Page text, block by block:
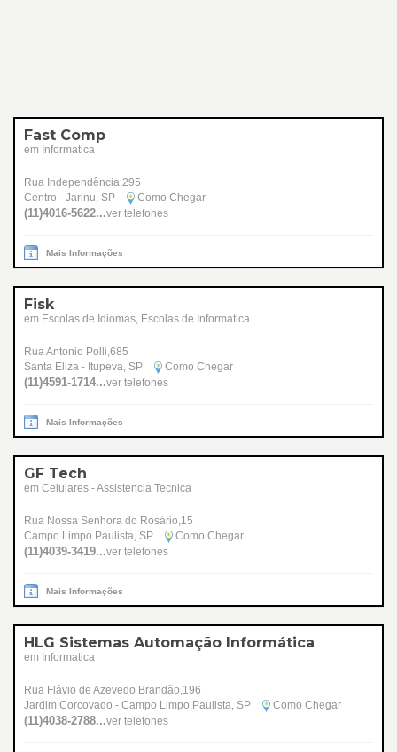
Fast Comp
em Informatica
Rua Independência,295
Centro - Jarinu, SP
Como Chegar
(11)4016-5622...ver telefones
Mais Informações
Fisk
em Escolas de Idiomas, Escolas de Informatica
Rua Antonio Polli,685
Santa Eliza - Itupeva, SP
Como Chegar
(11)4591-1714...ver telefones
Mais Informações
GF Tech
em Celulares - Assistencia Tecnica
Rua Nossa Senhora do Rosário,15
Campo Limpo Paulista, SP
Como Chegar
(11)4039-3419...ver telefones
Mais Informações
HLG Sistemas Automação Informática
em Informatica
Rua Flávio de Azevedo Brandão,196
Jardim Corcovado - Campo Limpo Paulista, SP
Como Chegar
(11)4038-2788...ver telefones